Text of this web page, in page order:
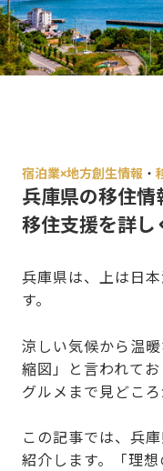
宿泊業×地方創生情報 ・
兵庫県の移住情
移住支援を詳し
兵庫県は、上は日
す。
涼しい気候から温
縮図」と言われて
グルメまで見どころ
この記事では、兵
紹介します。「理